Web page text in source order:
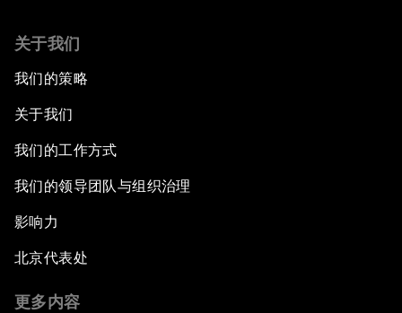
关于我们
我们的策略
关于我们
我们的工作方式
我们的领导团队与组织治理
影响力
北京代表处
更多内容